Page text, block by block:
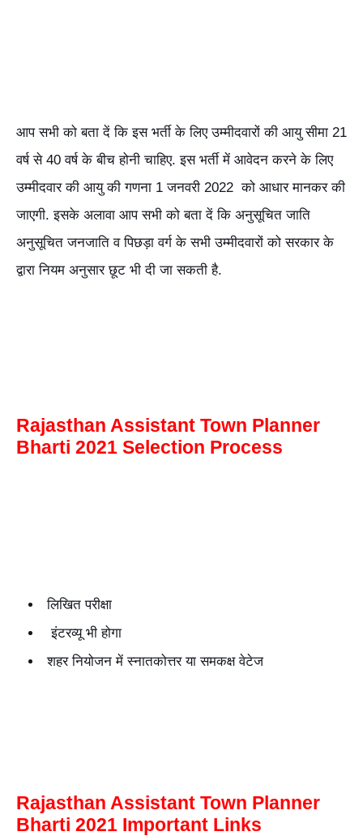
आप सभी को बता दें कि इस भर्ती के लिए उम्मीदवारों की आयु सीमा 21
वर्ष से 40 वर्ष के बीच होनी चाहिए. इस भर्ती में आवेदन करने के लिए
उम्मीदवार की आयु की गणना 1 जनवरी 2022 को आधार मानकर की
जाएगी. इसके अलावा आप सभी को बता दें कि अनुसूचित जाति
अनुसूचित जनजाति व पिछड़ा वर्ग के सभी उम्मीदवारों को सरकार के
द्वारा नियम अनुसार छूट भी दी जा सकती है.
Rajasthan Assistant Town Planner
Bharti 2021 Selection Process
लिखित परीक्षा
इंटरव्यू भी होगा
शहर नियोजन में स्नातकोत्तर या समकक्ष वेटेज
Rajasthan Assistant Town Planner
Bharti 2021 Important Links